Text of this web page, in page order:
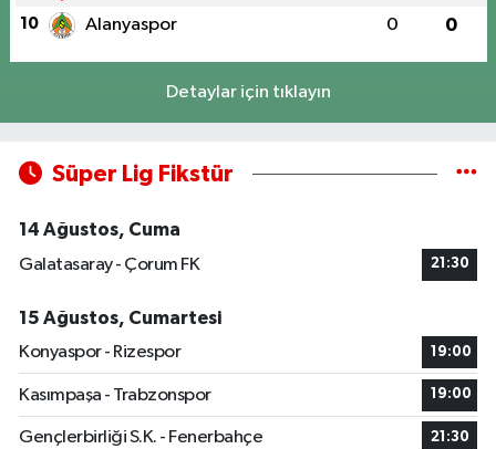
10 Alanyaspor 0 0
Detaylar için tıklayın
Süper Lig Fikstür
14 Ağustos, Cuma
Galatasaray - Çorum FK
21:30
15 Ağustos, Cumartesi
Konyaspor - Rizespor
19:00
Kasımpaşa - Trabzonspor 19:00
Gençlerbirliği S.K. - Fenerbahçe 21:30